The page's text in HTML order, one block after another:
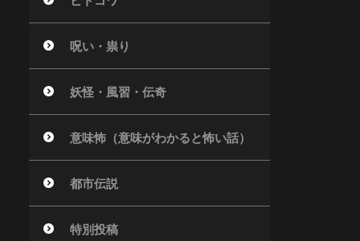
呪い・祟り
妖怪・風習・伝奇
意味怖（意味がわかると怖い話）
都市伝説
特別投稿